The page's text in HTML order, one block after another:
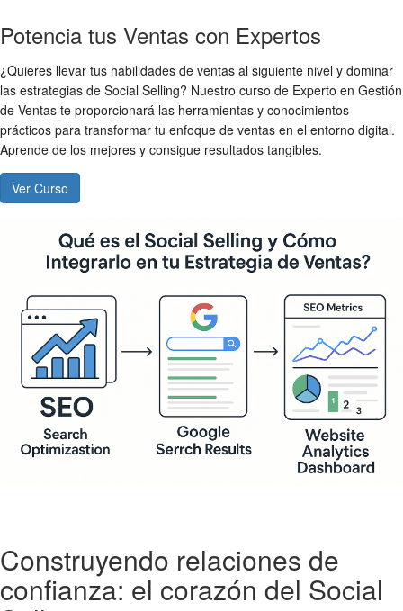
Potencia tus Ventas con Expertos
¿Quieres llevar tus habilidades de ventas al siguiente nivel y dominar
las estrategias de Social Selling? Nuestro curso de Experto en Gestión
de Ventas te proporcionará las herramientas y conocimientos
prácticos para transformar tu enfoque de ventas en el entorno digital.
Aprende de los mejores y consigue resultados tangibles.
Ver Curso
Construyendo relaciones de
confianza: el corazón del Social